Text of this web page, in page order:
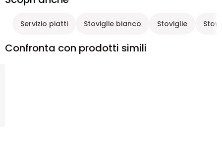
Servizio piatti Stoviglie bianco Stoviglie
Confronta con prodotti simili